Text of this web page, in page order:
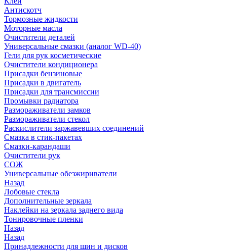
Антискотч
Тормозные жидкости
Моторные масла
Очистители деталей
Универсальные смазки (аналог WD-40)
Гели для рук косметические
Очистители кондиционера
Присадки бензиновые
Присадки в двигатель
Присадки для трансмиссии
Промывки радиатора
Размораживатели замков
Размораживатели стекол
Раскислители заржавевших соединений
Смазка в стик-пакетах
Смазки-карандаши
Очистители рук
СОЖ
Универсальные обезжириватели
Назад
Лобовые стекла
Дополнительные зеркала
Наклейки на зеркала заднего вида
Тонировочные пленки
Назад
Назад
Принадлежности для шин и дисков